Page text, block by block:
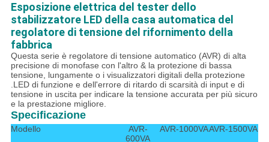
Esposizione elettrica del tester dello
stabilizzatore LED della casa automatica del
regolatore di tensione del rifornimento della
fabbrica
Questa serie è regolatore di tensione automatico (AVR) di alta
precisione di monofase con l'altro & la protezione di bassa
tensione, lungamente o i visualizzatori digitali della protezione
.LED di funzione e dell'errore di ritardo di scarsità di input e di
tensione in uscita per indicare la tensione accurata per più sicuro
e la prestazione migliore.
Specificazione
Modello
AVR-
600VA
AVR-1000VAAVR-1500VA